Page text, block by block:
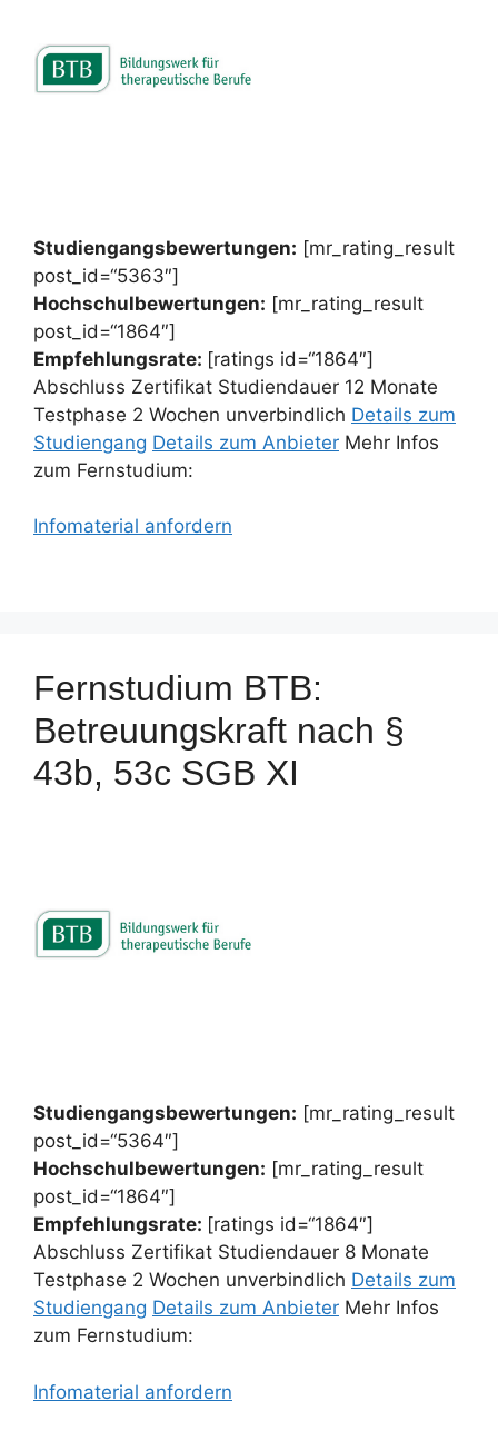
Studiengangsbewertungen: [mr_rating_result
post_id=“5363″]
Hochschulbewertungen: [mr_rating_result
post_id=“1864″]
Empfehlungsrate: [ratings id=“1864″]
Abschluss Zertifikat Studiendauer 12 Monate
Testphase 2 Wochen unverbindlich Details zum
Studiengang Details zum Anbieter Mehr Infos
zum Fernstudium:
Infomaterial anfordern
Fernstudium BTB:
Betreuungskraft nach §
43b, 53c SGB XI
Studiengangsbewertungen: [mr_rating_result
post_id=“5364″]
Hochschulbewertungen: [mr_rating_result
post_id=“1864″]
Empfehlungsrate: [ratings id=“1864″]
Abschluss Zertifikat Studiendauer 8 Monate
Testphase 2 Wochen unverbindlich Details zum
Studiengang Details zum Anbieter Mehr Infos
zum Fernstudium:
Infomaterial anfordern